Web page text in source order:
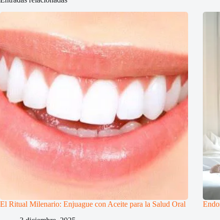
El Ritual Milenario: Enjuague con Aceite para la Salud Oral